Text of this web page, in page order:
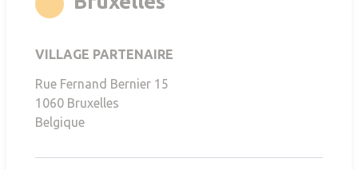
VILLAGE PARTENAIRE
Rue Fernand Bernier 15
1060 Bruxelles
Belgique